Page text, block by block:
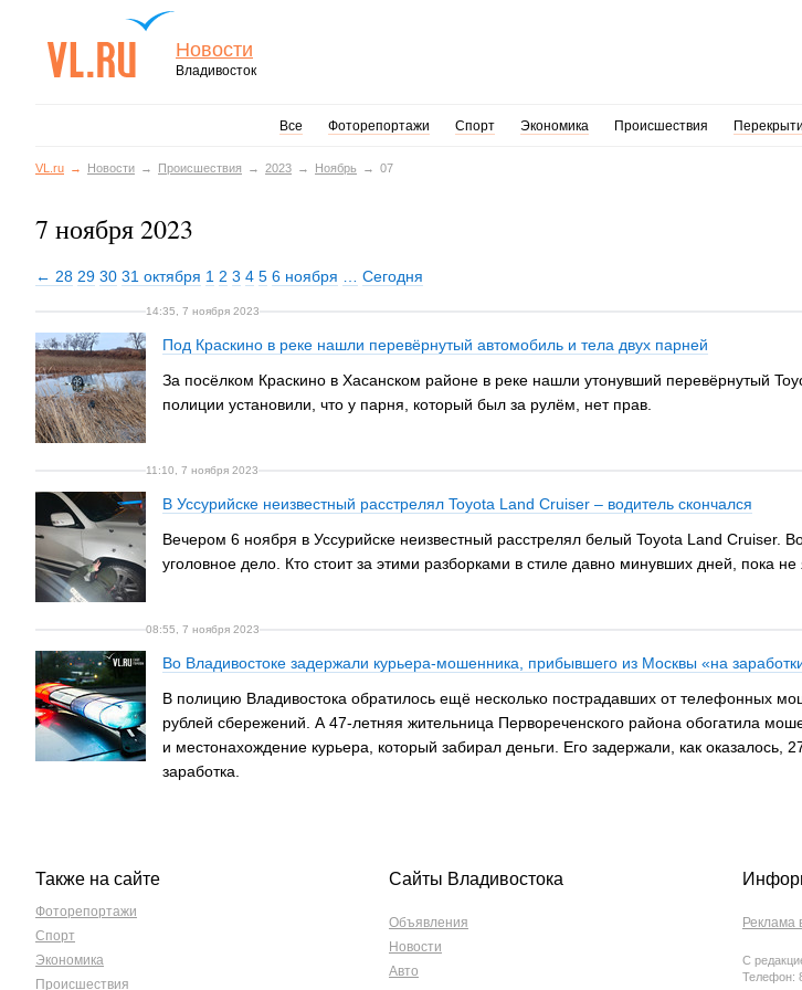
Новости
Владивосток
Все Фоторепортажи Спорт Экономика Происшествия
VL.ru Новости Происшествия 2023 Ноябрь 07
7 ноября 2023
← 28 29 30 31 октября 1 2 3 4 5 6 ноября Сегодня
14:35, 7 ноября 2023
Под Краскино в реке нашли перевёрнутый автомобиль и тела двух парней
За посёлком Краскино в Хасанском районе в реке нашли утонувший перевёрнутый
полиции установили, что у парня, который был за рулём, нет прав.
11:10, 7 ноября 2023
В Уссурийске неизвестный расстрелял Toyota Land Cruiser – водитель скончался
Вечером 6 ноября в Уссурийске неизвестный расстрелял белый Toyota Land Cruiser.
уголовное дело. Кто стоит за этими разборками в стиле давно минувших дней, пока не
08:55, 7 ноября 2023
Во Владивостоке задержали курьера-мошенника, прибывшего из Москвы «на
В полицию Владивостока обратилось ещё несколько пострадавших от телефонных
рублей сбережений. А 47-летняя жительница Первореченского района обогатила
и местонахождение курьера, который забирал деньги. Его задержали, как
заработка.
Также на сайте
Фоторепортажи
Спорт
Экономика
Происшествия
Сайты Владивостока
Объявления
Новости
Авто
Реклама
С
Телефон: